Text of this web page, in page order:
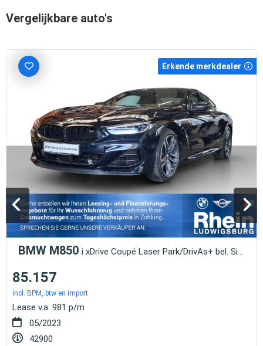
Vergelijkbare auto's
Erkende merkdealer
BMW M850 i xDrive Coupé Laser Park/DrivAs+ bel. Sitze
85.157
incl. BPM, btw en import
Lease v.a. 981 p/m
05/2023
42900